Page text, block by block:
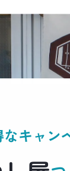
キャン